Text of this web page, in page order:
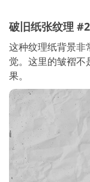
破旧纸张纹理
这种纹理纸背景非
觉。这里的皱褶不
果。